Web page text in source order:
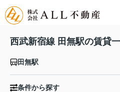
西武新宿線 田無駅の賃貸
田無駅
条件から探す